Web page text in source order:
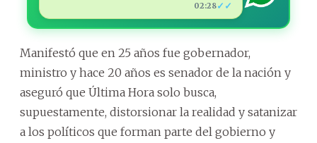
02:28✓✓
Manifestó que en 25 años fue gobernador,
ministro y hace 20 años es senador de la nación y
aseguró que Última Hora solo busca,
supuestamente, distorsionar la realidad y satanizar
a los políticos que forman parte del gobierno y